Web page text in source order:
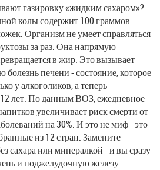
газировку «жидким сахаром»?
колы содержит 100 граммов
Организм не умеет справляться
за раз. Она напрямую
в жир. Это вызывает
печени - состояние, которое
у алкоголиков, а теперь
лет. По данным ВОЗ, ежедневное
увеличивает риск смерти от
на 30%. И это не миф - это
из 12 стран. Замените
сахара или минералкой - и вы сразу
и поджелудочную железу.